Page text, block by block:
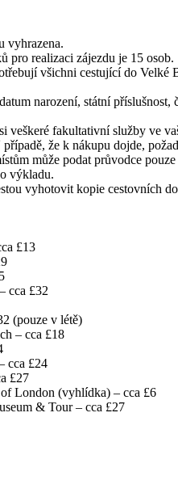
vyhrazena.
pro realizaci zájezdu je 15 osob.
všichni cestující do Velké
narození, státní
veškeré fakultativní služby ve
že k nákupu dojde,
může podat průvodce
výkladu.
vyhotovit kopie cestovních
£13
cca £32
(pouze v létě)
– cca £18
cca £24
£27
London (vyhlídka) – cca £6
& Tour – cca £27